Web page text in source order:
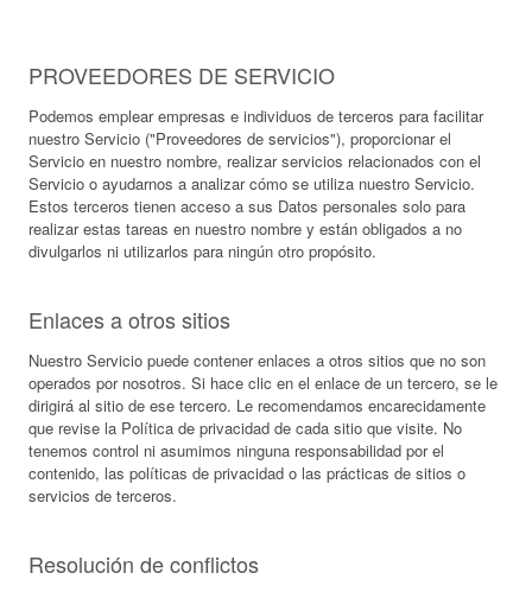
PROVEEDORES DE SERVICIO
Podemos emplear empresas e individuos de terceros para facilitar
nuestro Servicio ("Proveedores de servicios"), proporcionar el
Servicio en nuestro nombre, realizar servicios relacionados con el
Servicio o ayudarnos a analizar cómo se utiliza nuestro Servicio.
Estos terceros tienen acceso a sus Datos personales solo para
realizar estas tareas en nuestro nombre y están obligados a no
divulgarlos ni utilizarlos para ningún otro propósito.
Enlaces a otros sitios
Nuestro Servicio puede contener enlaces a otros sitios que no son
operados por nosotros. Si hace clic en el enlace de un tercero, se le
dirigirá al sitio de ese tercero. Le recomendamos encarecidamente
que revise la Política de privacidad de cada sitio que visite. No
tenemos control ni asumimos ninguna responsabilidad por el
contenido, las políticas de privacidad o las prácticas de sitios o
servicios de terceros.
Resolución de conflictos